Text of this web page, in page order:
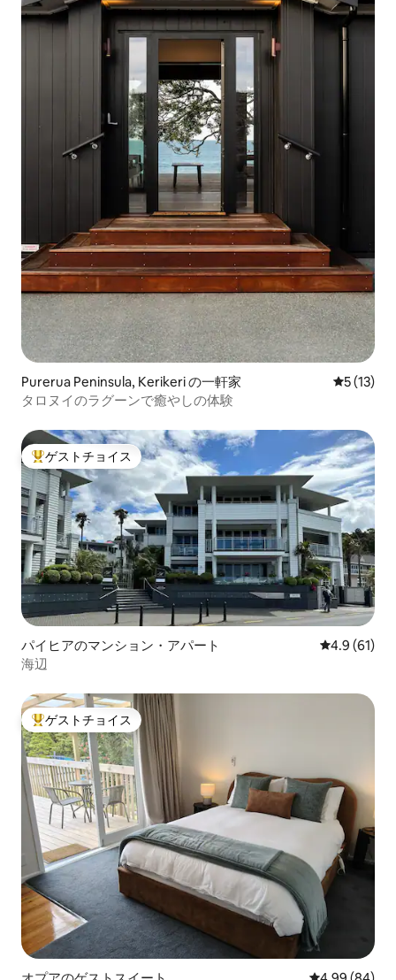
Purerua Peninsula, Kerikeri の一軒家 レビュー
5 (13)
タロヌイのラグーンで癒やしの体験
大好評のゲストチョイスです。
ゲストチョイス
パイヒアのマンション・アパート レビュー61
4.9 (61)
海辺
大好評のゲストチョイスです。
ゲストチョイス